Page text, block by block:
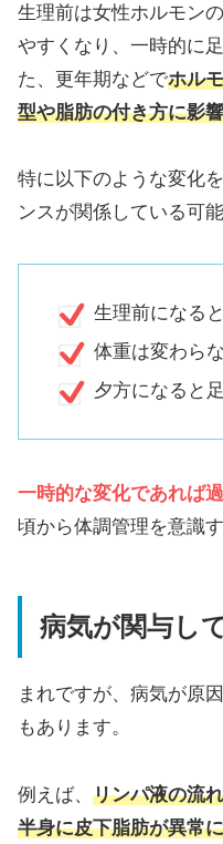
生理前は女性ホルモン
やすくなり、一時的に
た、更年期などでホル
型や脂肪の付き方に影
特に以下のような変化
ンスが関係している可
生理前になる
体重は変わら
夕方になると
一時的な変化であれば
頃から体調管理を意識
病気が関与し
まれですが、病気が原
もあります。
例えば、 リンパ液の流
半身に皮下脂肪が異常